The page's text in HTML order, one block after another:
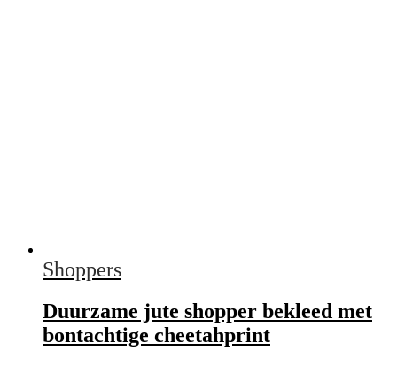
Shoppers
Duurzame jute shopper bekleed met
bontachtige cheetahprint